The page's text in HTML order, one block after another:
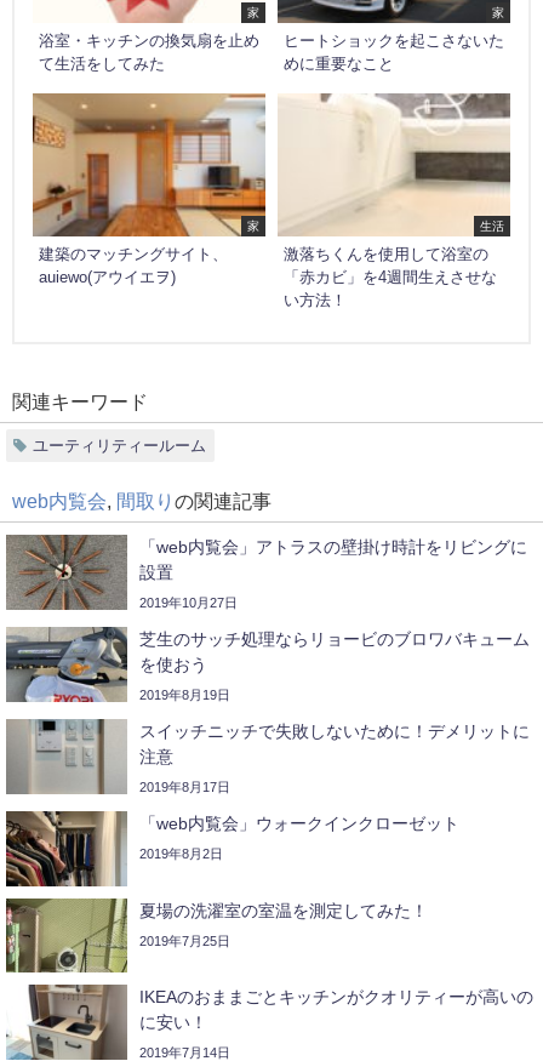
家
浴室・キッチンの換気扇を止め
て生活をしてみた
家
ヒートショックを起こさないた
めに重要なこと
家
建築のマッチングサイト、
auiewo(アウイエヲ)
生活
激落ちくんを使用して浴室の
「赤カビ」を4週間生えさせな
い方法！
関連キーワード
ユーティリティールーム
web内覧会 間取り の関連記事
「web内覧会」アトラスの壁掛け時計をリビングに
設置
2019年10月27日
芝生のサッチ処理ならリョービのブロワバキューム
を使おう
2019年8月19日
スイッチニッチで失敗しないために！デメリットに
注意
2019年8月17日
「web内覧会」ウォークインクローゼット
2019年8月2日
夏場の洗濯室の室温を測定してみた！
2019年7月25日
IKEAのおままごとキッチンがクオリティーが高いの
に安い！
2019年7月14日